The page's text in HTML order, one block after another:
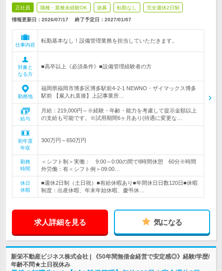
正社員 職種・業種未経験OK 急募 転勤なし 完全週休2日制
情報更新日：2026/07/17 終了予定日： 2027/01/07
仕事内容
転勤基本なし！設備管理業務を担当していただきます。
対象と
なる方
■高卒以上《必須条件》■設備管理経験者の方
勤務地
福岡県福岡市博多区博多駅前4-2-1 NEWNO・ザイマックス博多
駅前 【雇入れ直後】上記事業所…
給与
月給：219,000円～※経験・年齢・能力を考慮して提示金額以上
の支給も可能です。※試用期間6ヶ月あり(待遇に変更な…
初年度
年収
300万円～650万円
勤務
時間
＜シフト制＞実働： 9:00～0:00の間で8時間休憩 60分※時間
外労働：有＜シフト例＞09:00…
休日
休暇
■週休2日制（土日祝）■有給休暇あり■年間休日日数120日■休暇
制度：出産休暇、年末年始休暇、慶弔休…
求人詳細を見る 気になる
新栄不動産ビジネス株式会社 | 《50年間無借金経営で安定感◎》経験/学歴/
年齢不問★土日祝休み